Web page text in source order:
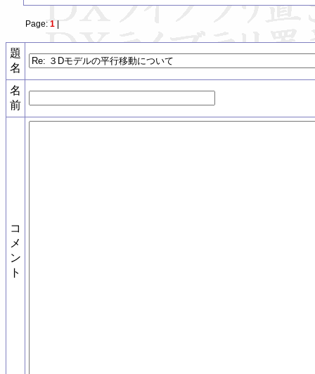
Page: 1|
題
名
名
前
コ
メ
ン
ト